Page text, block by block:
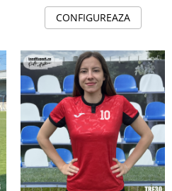
CONFIGUREAZA